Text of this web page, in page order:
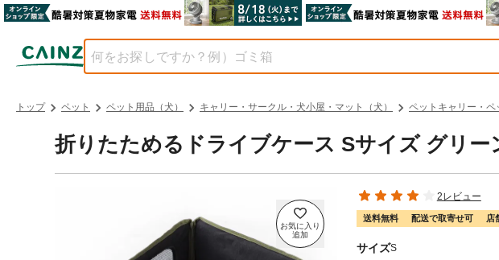
トップ ペット ペット用品（犬） キャリー・サークル・犬小屋・マット（犬） ペットキャリー・ペ
折りたためるドライブケース Sサイズ グリー
2レビュー
送料無料 配送で取寄せ可 店
サイズS